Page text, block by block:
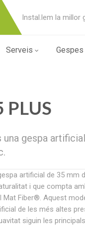
Instal.lem la millor
Serveis
PLUS
una gespa
artificial de 35
i que compta
Mat Fiber®. Aquest
de les més altes
siguin les